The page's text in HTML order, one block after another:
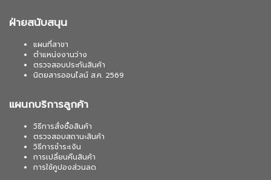
ฝ่ายสนับสนุน
แผนที่สาขา
ตำแหน่งงานว่าง
ตรวจสอบประกันสินค้า
นิตยสารออนไลน์ ส.ค. 2569
แผนกบริการลูกค้า
วิธีการสั่งซื้อสินค้า
ตรวจสอบสถานะสินค้า
วิธีการชำระเงิน
การเปลี่ยนคืนสินค้า
การใช้คูปองส่วนลด